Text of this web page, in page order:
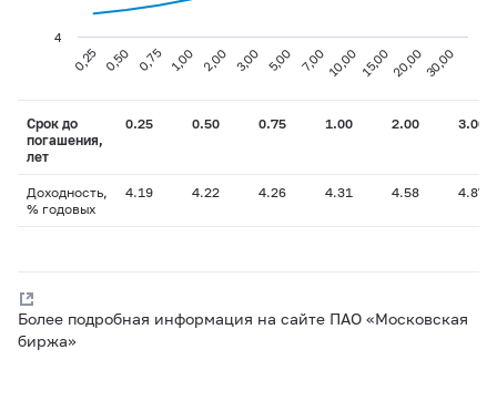
0,25 0,50 0,75 1,00 2,00 3,00 5,00 7,00 10,00 15,0020,0030,00
4
Срок до
погашения,
лет
0.25 0.50 0.75 1.00 2.00 3.00
Доходность,
% годовых
4.19 4.22 4.26 4.31 4.58 4.87
Более подробная информация на сайте ПАО «Московская
биржа»